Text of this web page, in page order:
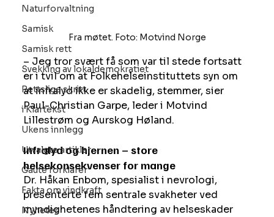
Naturforvaltning
Samisk
Samisk rett
Svekking av lokaldemokratiet
Rettslige skritt
i Klartekst
Ukens innlegg
Utvalgte artikler
Gaute forklarer
Fakta om vindkraft
Nyheter
Fra møtet. Foto: Motvind Norge
– Jeg tror svært få som var til stede fortsatt
er i tvil om at Folkehelseinstituttets syn om
at infralyd ikke er skadelig, stemmer, sier
Paul-Christian Garpe, leder i Motvind
Lillestrøm og Aurskog Høland.
Infralyd og hjernen – store
helsekonsekvenser for mange
Dr. Håkan Enbom, spesialist i nevrologi,
presenterte fem sentrale svakheter ved
myndighetenes håndtering av helseskader